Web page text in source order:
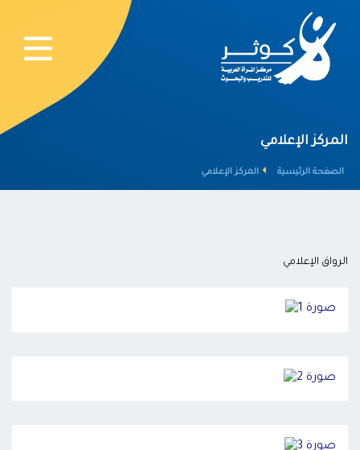
الصفحة الرئيسية المركز الإعلامي
المركز الإعلامي
الرواق الإعلامي